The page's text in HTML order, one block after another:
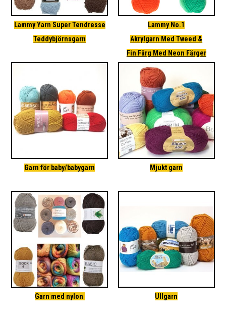
Lammy Yarn Super Tendresse
Teddybjörnsgarn
Lammy No.1
Akrylgarn Med Tweed &
Fin Färg Med Neon Färger
Garn för baby/babygarn Mjukt garn
Garn med nylon Ullgarn